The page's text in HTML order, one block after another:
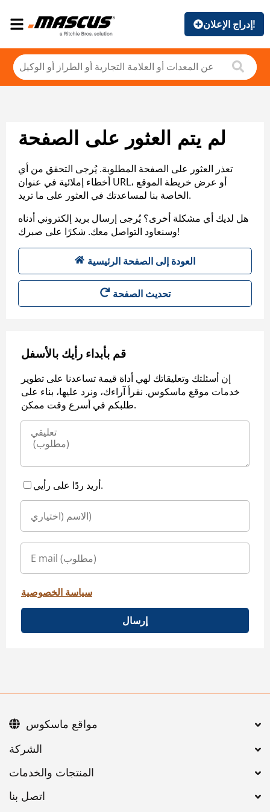
إدراج الإعلان!
لم يتم العثور على الصفحة
تعذر العثور على الصفحة المطلوبة. يُرجى التحقق من أي
أخطاء إملائية في عنوان URL، أو عرض خريطة الموقع
الخاصة بنا لمساعدتك في العثور على ما تريد.
هل لديك أي مشكلة أخرى؟ يُرجى إرسال بريد إلكتروني أدناه
وسنعاود التواصل معك. شكرًا على صبرك!
العودة إلى الصفحة الرئيسية
تحديث الصفحة
قم بأبداء رأيك بالأسفل
إن أسئلتك وتعليقاتك لهي أداة قيمة تساعدنا على تطوير
خدمات موقع ماسكوس. نقرأ آراءك، ونرد عليها، بناء على
طلبكم في أسرع وقت ممكن.
أريد ردًا على رأيي.
سياسة الخصوصية
إرسال
اتصل بنا
مواقع ماسكوس